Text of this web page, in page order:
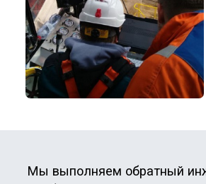
03
Комплексные поставки
технологического
оборудования